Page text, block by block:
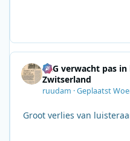
SRG verwacht pas
Zwitserland
ruudam ·Geplaatst
Groot verlies van